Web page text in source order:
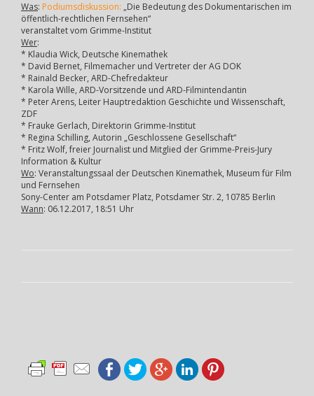
Was: Podiumsdiskussion: „Die Bedeutung des Dokumentarischen im
öffentlich-rechtlichen Fernsehen“
veranstaltet vom Grimme-Institut
Wer:
* Klaudia Wick, Deutsche Kinemathek
* David Bernet, Filmemacher und Vertreter der AG DOK
* Rainald Becker, ARD-Chefredakteur
* Karola Wille, ARD-Vorsitzende und ARD-Filmintendantin
* Peter Arens, Leiter Hauptredaktion Geschichte und Wissenschaft,
ZDF
* Frauke Gerlach, Direktorin Grimme-Institut
* Regina Schilling, Autorin „Geschlossene Gesellschaft“
* Fritz Wolf, freier Journalist und Mitglied der Grimme-Preis-Jury
Information & Kultur
Wo: Veranstaltungssaal der Deutschen Kinemathek, Museum für Film
und Fernsehen
Sony-Center am Potsdamer Platz, Potsdamer Str. 2, 10785 Berlin
Wann: 06.12.2017, 18:51 Uhr